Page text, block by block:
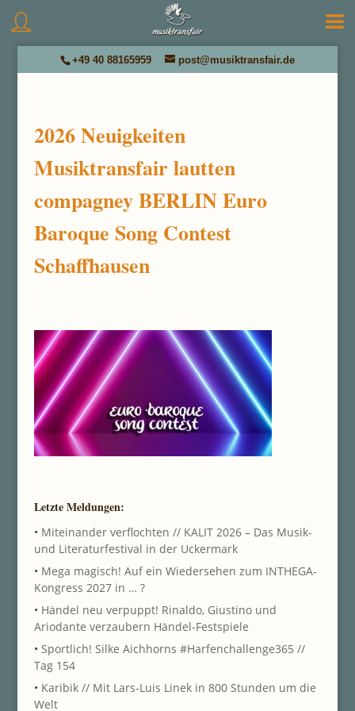
+49 40 88165959 post@musiktransfair.de
2026 Neuigkeiten
Musiktransfair lautten
compagney BERLIN Euro
Baroque Song Contest
Schaffhausen
Letzte Meldungen:
• Miteinander verflochten // KALIT 2026 – Das Musik-
und Literaturfestival in der Uckermark
• Mega magisch! Auf ein Wiedersehen zum INTHEGA-
Kongress 2027 in … ?
• Händel neu verpuppt! Rinaldo, Giustino und
Ariodante verzaubern Händel-Festspiele
• Sportlich! Silke Aichhorns #Harfenchallenge365 //
Tag 154
• Karibik // Mit Lars-Luis Linek in 800 Stunden um die
Welt